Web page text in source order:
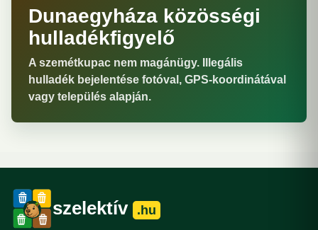
Dunaegyháza közösségi
hulladékfigyelő
A szemétkupac nem magánügy. Illegális
hulladék bejelentése fotóval, GPS-koordinátával
vagy település alapján.
szelektív .hu